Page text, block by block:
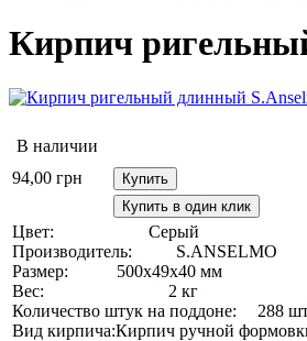
Кирпич
В наличии
94,00 грн
Купить
Купить в один клик
Цвет:
Серый
Производитель:
S.ANSELMO
Размер:
500х49х40 мм
Вес:
2 кг
Количество штук на поддоне:
288
Вид кирпича:Кирпич ручной